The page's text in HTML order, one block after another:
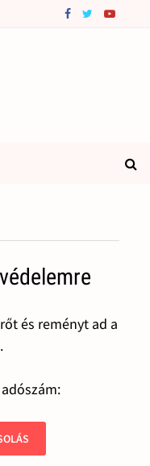
és reményt ad a